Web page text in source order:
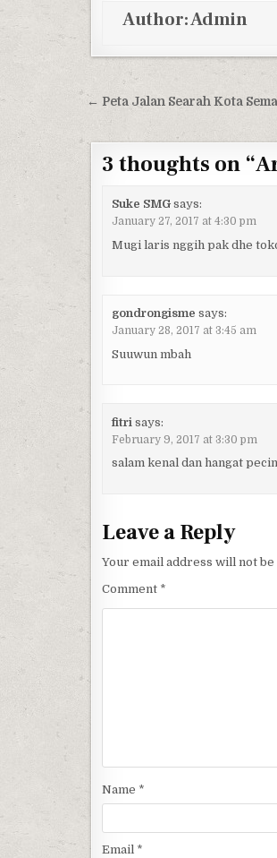
Author:Admin
Post navigation
← Peta Jalan Searah Kota
3 thoughts on “
Suke SMG says:
January 27, 2017 at 4:30 pm
Mugi laris nggih pak dhe
gondrongisme says:
January 28, 2017 at 3:45 am
Suuwun mbah
fitri says:
February 9, 2017 at 3:30 pm
salam kenal dan hangat
Leave a Reply
Your email address will not
Comment *
Name *
Email *